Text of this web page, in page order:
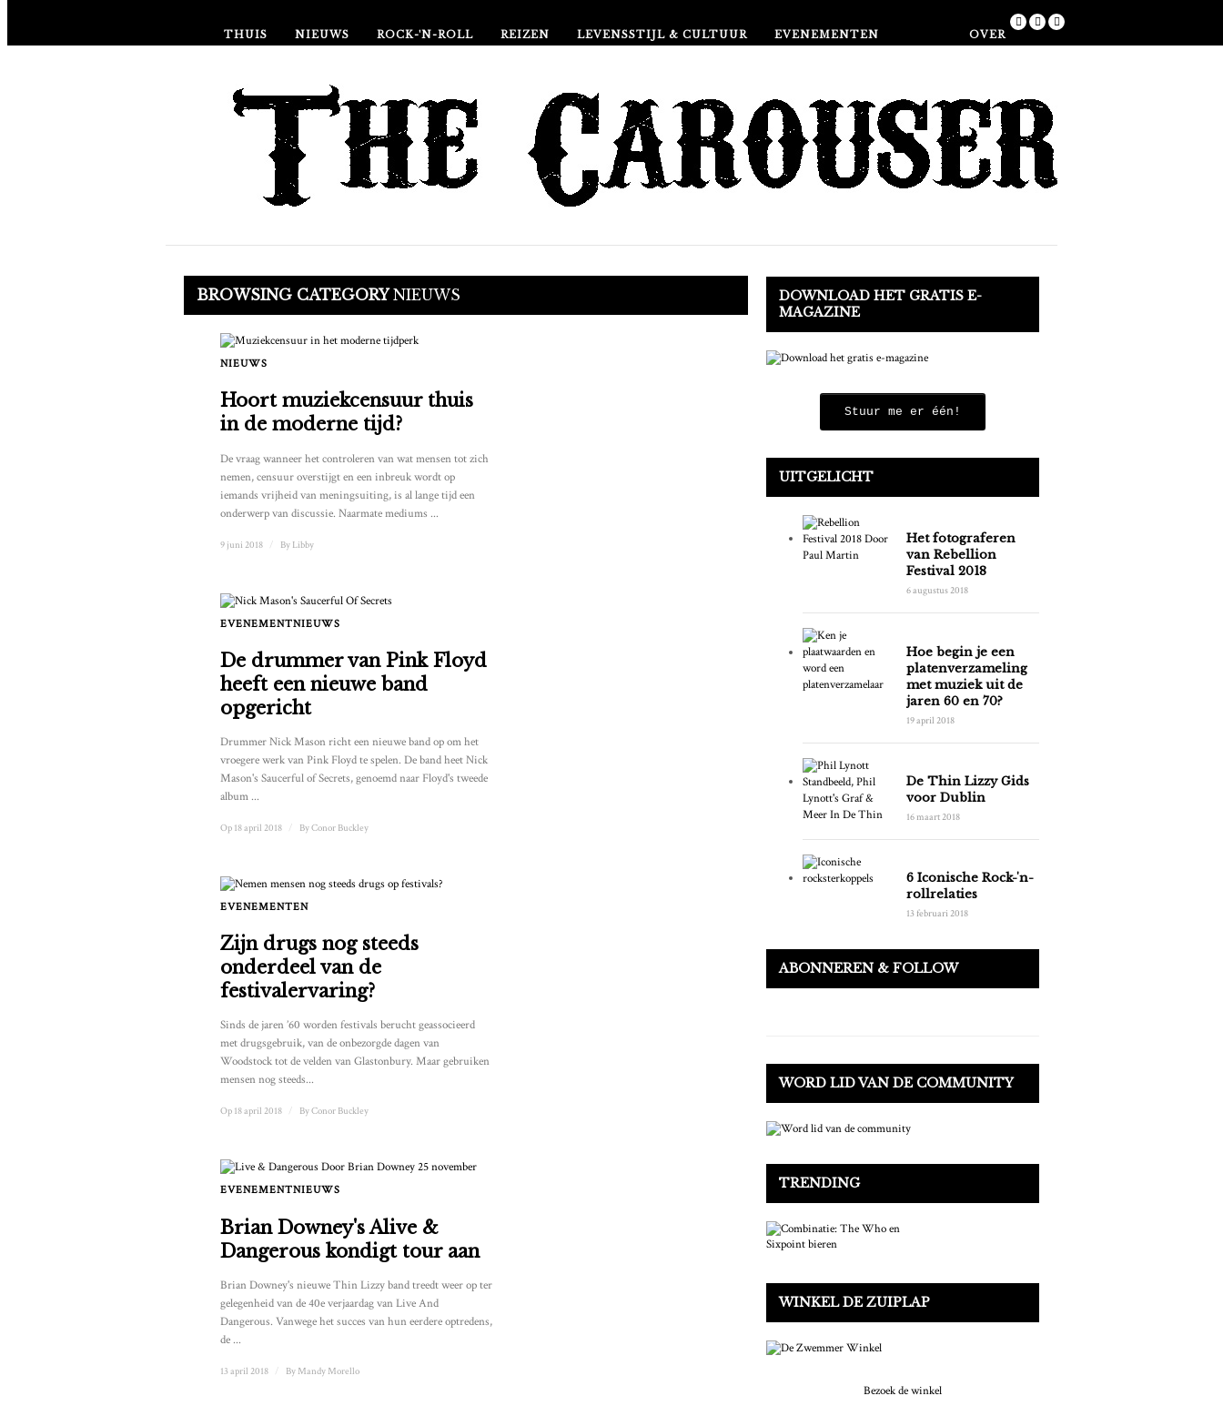
THUIS NIEUWS ROCK-'N-ROLL REIZEN LEVENSSTIJL & CULTUUR EVENEMENTEN OVER
BROWSING CATEGORYNIEUWS
NIEUWS
Hoort muziekcensuur thuis
in de moderne tijd?
De vraag wanneer het controleren van wat mensen tot zich
nemen, censuur overstijgt en een inbreuk wordt op
iemands vrijheid van meningsuiting, is al lange tijd een
onderwerp van discussie. Naarmate mediums ...
9 juni 2018 By Libby
EVENEMENTNIEUWS
De drummer van Pink Floyd
heeft een nieuwe band
opgericht
Drummer Nick Mason richt een nieuwe band op om het
vroegere werk van Pink Floyd te spelen. De band heet Nick
Mason's Saucerful of Secrets, genoemd naar Floyd's tweede
album ...
Op 18 april 2018 ByConor Buckley
EVENEMENTEN
Zijn drugs nog steeds
onderdeel van de
festivalervaring?
Sinds de jaren ’60 worden festivals berucht geassocieerd
met drugsgebruik, van de onbezorgde dagen van
Woodstock tot de velden van Glastonbury. Maar gebruiken
mensen nog steeds...
Op 18 april 2018 ByConor Buckley
EVENEMENTNIEUWS
Brian Downey's Alive &
Dangerous kondigt tour aan
Brian Downey's nieuwe Thin Lizzy band treedt weer op ter
gelegenheid van de 40e verjaardag van Live And
Dangerous. Vanwege het succes van hun eerdere optredens,
de ...
13 april 2018 By Mandy Morello
DOWNLOAD HET GRATIS E-
MAGAZINE
Stuur me er één!
UITGELICHT
Het fotograferen
van Rebellion
Festival 2018
6 augustus 2018
Hoe begin je een
platenverzameling
met muziek uit de
jaren 60 en 70?
19 april 2018
De Thin Lizzy Gids
voor Dublin
16 maart 2018
6 Iconische Rock-'n-
rollrelaties
13 februari 2018
ABONNEREN & FOLLOW
WORD LID VAN DE COMMUNITY
TRENDING
WINKEL DE ZUIPLAP
Bezoek de winkel